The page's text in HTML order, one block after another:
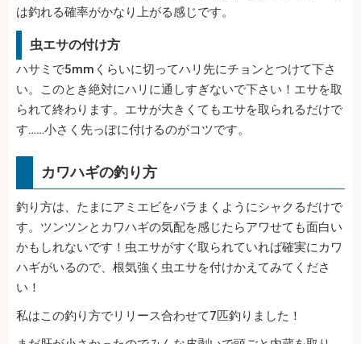
は釣れる確率がかなり上がる感じです。
虫エサの付け方
ハサミで5mmくらいに切ってハリ先にチョンとつけて下さ
い。このとき絶対にハリに通しすぎないで下さい！エサを取
られて終わります。エサが大きくてもエサを取られるだけで
す……小さく先っぽに付けるのがコツです。
カワハギの釣り方
釣り方は、たまにアミエビをバラまくようにシャクるだけで
す。ツンツンとカワハギの気配を感じたらアワせても面白い
かもしれないです！虫エサがすぐ取られていれば確実にカワ
ハギがいるので、根気強く虫エサを付けかえてみてくださ
い！
私はこの釣り方でリリース合わせて7匹釣りました！